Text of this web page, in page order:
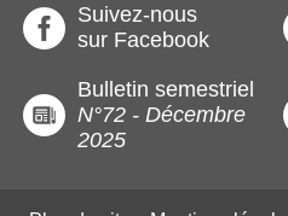
Suivez-nous
sur Facebook
Bulletin semestriel
N°72 - Décembre
2025